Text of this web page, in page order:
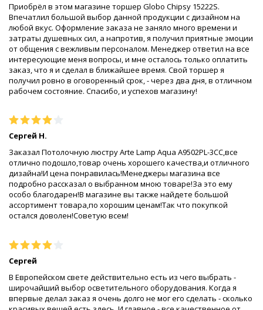
Приобрёл в этом магазине торшер Globo Chipsy 15222S.
Впечатлил большой выбор данной продукции с дизайном на
любой вкус. Оформление заказа не заняло много времени и
затраты душевных сил, а напротив, я получил приятные эмоции
от общения с вежливым персоналом. Менеджер ответил на все
интересующие меня вопросы, и мне осталось только оплатить
заказ, что я и сделал в ближайшее время. Свой торшер я
получил ровно в оговоренный срок, - через два дня, в отличном
рабочем состояние. Спасибо, и успехов магазину!
Сергей Н.
Заказал Потолочную люстру Arte Lamp Aqua A9502PL-3CC,все
отлично подошло,товар очень хорошего качества,и отличного
дизайна!И цена понравилась!Менеджеры магазина все
подробно рассказал о выбранном мною товаре!За это ему
особо благодарен!В магазине вы также найдете большой
ассортимент товара,по хорошим ценам!Так что покупкой
остался доволен!Советую всем!
Сергей
В Европейском свете действительно есть из чего выбрать -
широчайший выбор осветительного оборудования. Когда я
впервые делал заказ я очень долго не мог его сделать - сколько